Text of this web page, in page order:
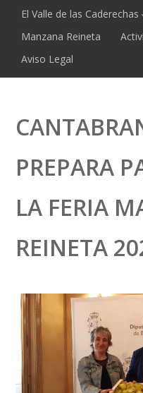
El Valle de las Caderechas
Manzana Reineta
Aviso Legal
PREPARA
LA FERIA
REINETA